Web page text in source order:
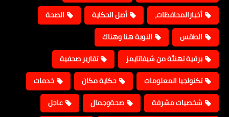
أخبارالمحافظات،
أصل الحكاية
الصحة
الطقس
النوبة هنا وهناك
برقية تهنئة من شيفاتايمز
تقارير صحفية
تكنولجيا المعلومات
حكاية مكان
خدمات
شخصيات مشرفة
صحةوجمال
عاجل